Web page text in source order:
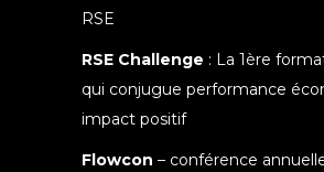
RSE
RSE Challenge : La 1ère
qui conjugue performance
impact positif
Flowcon – conférence